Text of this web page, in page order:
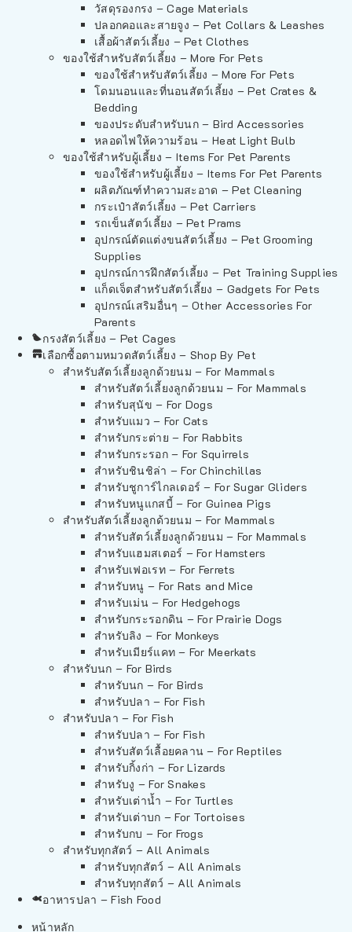
วัสดุรองกรง – Cage Materials
ปลอกคอและสายจูง – Pet Collars & Leashes
เสื้อผ้าสัตว์เลี้ยง – Pet Clothes
ของใช้สำหรับสัตว์เลี้ยง – More For Pets
ของใช้สำหรับสัตว์เลี้ยง – More For Pets
โดมนอนและที่นอนสัตว์เลี้ยง – Pet Crates &
Bedding
ของประดับสำหรับนก – Bird Accessories
หลอดไฟให้ความร้อน – Heat Light Bulb
ของใช้สำหรับผู้เลี้ยง – Items For Pet Parents
ของใช้สำหรับผู้เลี้ยง – Items For Pet Parents
ผลิตภัณฑ์ทำความสะอาด – Pet Cleaning
กระเป๋าสัตว์เลี้ยง – Pet Carriers
รถเข็นสัตว์เลี้ยง – Pet Prams
อุปกรณ์ตัดแต่งขนสัตว์เลี้ยง – Pet Grooming
Supplies
อุปกรณ์การฝึกสัตว์เลี้ยง – Pet Training Supplies
แก็ดเจ็ตสำหรับสัตว์เลี้ยง – Gadgets For Pets
อุปกรณ์เสริมอื่นๆ – Other Accessories For
Parents
กรงสัตว์เลี้ยง – Pet Cages
เลือกซื้อตามหมวดสัตว์เลี้ยง – Shop By Pet
สำหรับสัตว์เลี้ยงลูกด้วยนม – For Mammals
สำหรับสัตว์เลี้ยงลูกด้วยนม – For Mammals
สำหรับสุนัข – For Dogs
สำหรับแมว – For Cats
สำหรับกระต่าย – For Rabbits
สำหรับกระรอก – For Squirrels
สำหรับชินชิล่า – For Chinchillas
สำหรับชูการ์ไกลเดอร์ – For Sugar Gliders
สำหรับหนูแกสบี้ – For Guinea Pigs
สำหรับสัตว์เลี้ยงลูกด้วยนม – For Mammals
สำหรับสัตว์เลี้ยงลูกด้วยนม – For Mammals
สำหรับแฮมสเตอร์ – For Hamsters
สำหรับเฟอเรท – For Ferrets
สำหรับหนู – For Rats and Mice
สำหรับเม่น – For Hedgehogs
สำหรับกระรอกดิน – For Prairie Dogs
สำหรับลิง – For Monkeys
สำหรับเมียร์แคท – For Meerkats
สำหรับนก – For Birds
สำหรับนก – For Birds
สำหรับปลา – For Fish
สำหรับปลา – For Fish
สำหรับปลา – For Fish
สำหรับสัตว์เลื้อยคลาน – For Reptiles
สำหรับกิ้งก่า – For Lizards
สำหรับงู – For Snakes
สำหรับเต่าน้ำ – For Turtles
สำหรับเต่าบก – For Tortoises
สำหรับกบ – For Frogs
สำหรับทุกสัตว์ – All Animals
สำหรับทุกสัตว์ – All Animals
สำหรับทุกสัตว์ – All Animals
อาหารปลา – Fish Food
หน้าหลัก